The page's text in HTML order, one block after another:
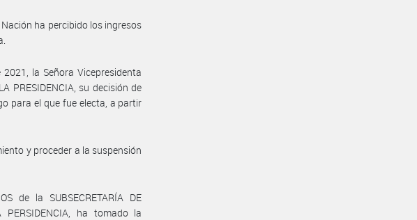
ha percibido los ingresos
la Señora Vicepresidenta
PRESIDENCIA, su decisión de
para el que fue electa, a partir
y proceder a la suspensión
de la SUBSECRETARÍA DE
PERSIDENCIA, ha tomado la